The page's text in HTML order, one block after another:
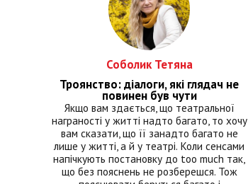
Соболик Тетяна
Троянство: діалоги, які глядач не
повинен був чути
Якщо вам здається, що театральної
награності у житті надто багато, то хочу
вам сказати, що її занадто багато не
лише у житті, а й у театрі. Коли сенсами
напічкують постановку до too much так,
що без пояснень не розберешся. Тож